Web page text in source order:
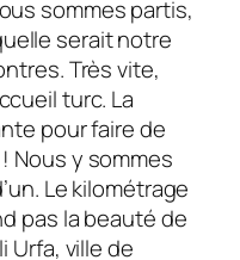
sommes partis,
serait notre
Très vite,
turc. La
pour faire de
Nous y sommes
Le kilométrage
pas la beauté de
Urfa, ville de